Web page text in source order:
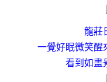
龍莊
一覺好眠微笑醒
看到如畫